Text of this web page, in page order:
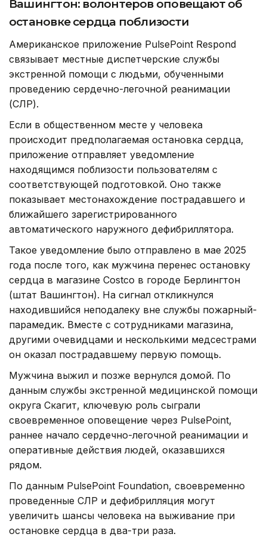
Вашингтон: волонтеров оповещают об
остановке сердца поблизости
Американское приложение PulsePoint Respond
связывает местные диспетчерские службы
экстренной помощи с людьми, обученными
проведению сердечно-легочной реанимации
(СЛР).
Если в общественном месте у человека
происходит предполагаемая остановка сердца,
приложение отправляет уведомление
находящимся поблизости пользователям с
соответствующей подготовкой. Оно также
показывает местонахождение пострадавшего и
ближайшего зарегистрированного
автоматического наружного дефибриллятора.
Такое уведомление было отправлено в мае 2025
года после того, как мужчина перенес остановку
сердца в магазине Costco в городе Берлингтон
(штат Вашингтон). На сигнал откликнулся
находившийся неподалеку вне службы пожарный-
парамедик. Вместе с сотрудниками магазина,
другими очевидцами и несколькими медсестрами
он оказал пострадавшему первую помощь.
Мужчина выжил и позже вернулся домой. По
данным службы экстренной медицинской помощи
округа Скагит, ключевую роль сыграли
своевременное оповещение через PulsePoint,
раннее начало сердечно-легочной реанимации и
оперативные действия людей, оказавшихся
рядом.
По данным PulsePoint Foundation, своевременно
проведенные СЛР и дефибрилляция могут
увеличить шансы человека на выживание при
остановке сердца в два-три раза.